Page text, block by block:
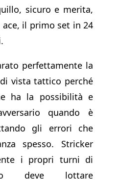
sicuro e merita,
il primo set in 24
perfettamente la
vista tattico perché
ha la possibilità e
quando è
gli errori che
spesso. Stricker
i propri turni di
deve lottare